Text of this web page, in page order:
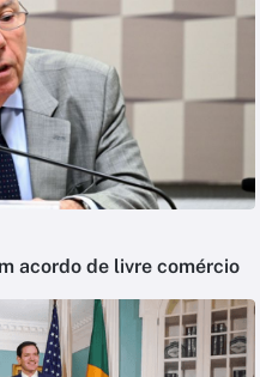
acordo de livre comércio